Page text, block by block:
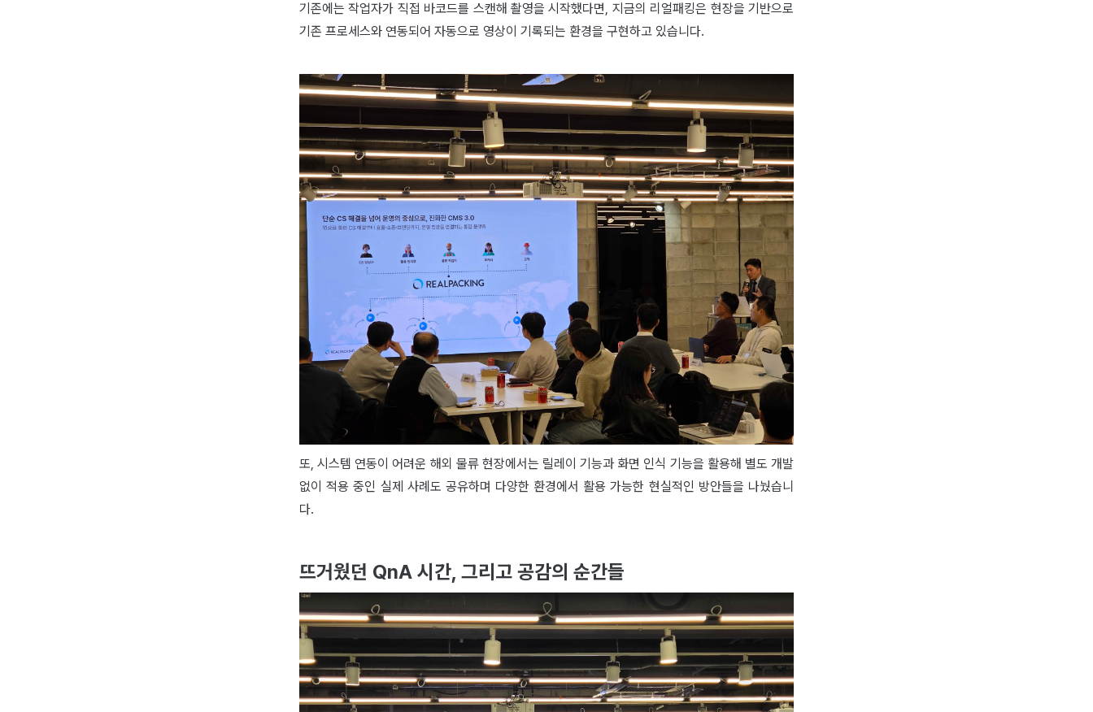
기존에는 작업자가 직접 바코드를 스캔해 촬영을 시작했다면, 지금의 리얼패킹은 현장을 기반으로
기존 프로세스와 연동되어 자동으로 영상이 기록되는 환경을 구현하고 있습니다.
또, 시스템 연동이 어려운 해외 물류 현장에서는 릴레이 기능과 화면 인식 기능을 활용해 별도 개발
없이 적용 중인 실제 사례도 공유하며 다양한 환경에서 활용 가능한 현실적인 방안들을 나눴습니
다.
뜨거웠던 QnA 시간, 그리고 공감의 순간들